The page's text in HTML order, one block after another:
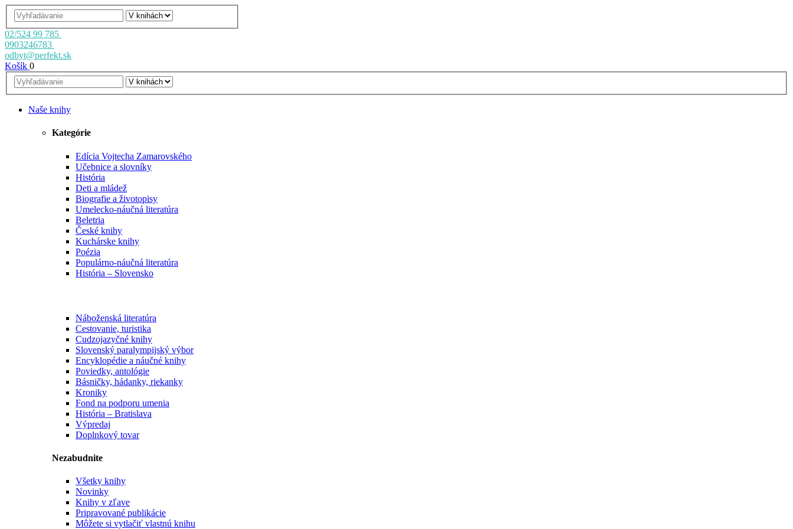
02/524 99 785
0903246783
odbyt@perfekt.sk
Košík 0
Naše knihy
Kategórie
Edícia Vojtecha Zamarovského
Učebnice a slovníky
História
Deti a mládež
Biografie a životopisy
Umelecko-náučná literatúra
Beletria
České knihy
Kuchárske knihy
Poézia
Populárno-náučná literatúra
História – Slovensko
Náboženská literatúra
Cestovanie, turistika
Cudzojazyčné knihy
Slovenský paralympijský výbor
Encyklopédie a náučné knihy
Poviedky, antológie
Básničky, hádanky, riekanky
Kroniky
Fond na podporu umenia
História – Bratislava
Výpredaj
Doplnkový tovar
Nezabudnite
Všetky knihy
Novinky
Knihy v zľave
Pripravované publikácie
Môžete si vytlačiť vlastnú knihu